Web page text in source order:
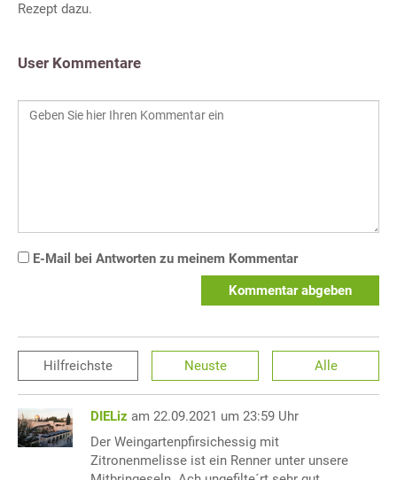
Rezept dazu.
User Kommentare
E-Mail bei Antworten zu meinem Kommentar
Kommentar abgeben
Hilfreichste Neuste Alle
DIELiz am 22.09.2021 um 23:59 Uhr
Der Weingartenpfirsichessig mit
Zitronenmelisse ist ein Renner unter unsere